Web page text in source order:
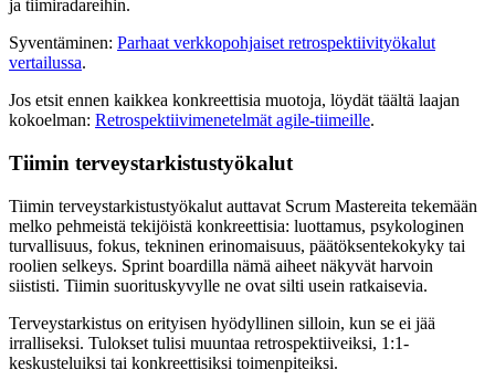
ja tiimiradareihin.
Syventäminen: Parhaat verkkopohjaiset retrospektiivityökalut
vertailussa.
Jos etsit ennen kaikkea konkreettisia muotoja, löydät täältä laajan
kokoelman: Retrospektiivimenetelmät agile-tiimeille.
Tiimin terveystarkistustyökalut
Tiimin terveystarkistustyökalut auttavat Scrum Mastereita tekemään
melko pehmeistä tekijöistä konkreettisia: luottamus, psykologinen
turvallisuus, fokus, tekninen erinomaisuus, päätöksentekokyky tai
roolien selkeys. Sprint boardilla nämä aiheet näkyvät harvoin
siististi. Tiimin suorituskyvylle ne ovat silti usein ratkaisevia.
Terveystarkistus on erityisen hyödyllinen silloin, kun se ei jää
irralliseksi. Tulokset tulisi muuntaa retrospektiiveiksi, 1:1-
keskusteluiksi tai konkreettisiksi toimenpiteiksi.